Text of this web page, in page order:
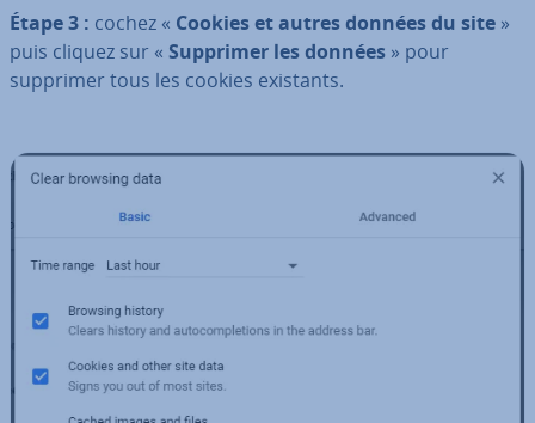
Étape 3 : cochez « Cookies et autres données du site »
puis cliquez sur « Supprimer les données » pour
supprimer tous les cookies existants.